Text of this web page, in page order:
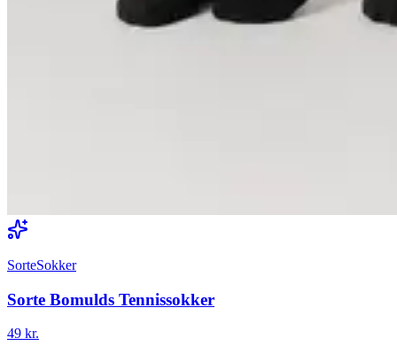
SorteSokker
Sorte Bomulds Tennissokker
49 kr.